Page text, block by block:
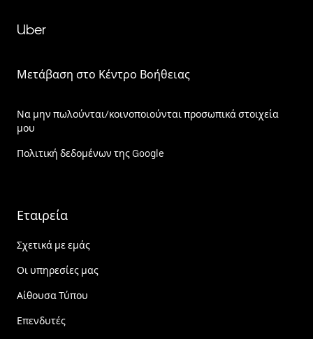
Uber
Μετάβαση στο Κέντρο Βοήθειας
Να μην πωλούνται/κοινοποιούνται προσωπικά στοιχεία
μου
Πολιτική δεδομένων της Google
Εταιρεία
Σχετικά με εμάς
Οι υπηρεσίες μας
Αίθουσα Τύπου
Επενδυτές